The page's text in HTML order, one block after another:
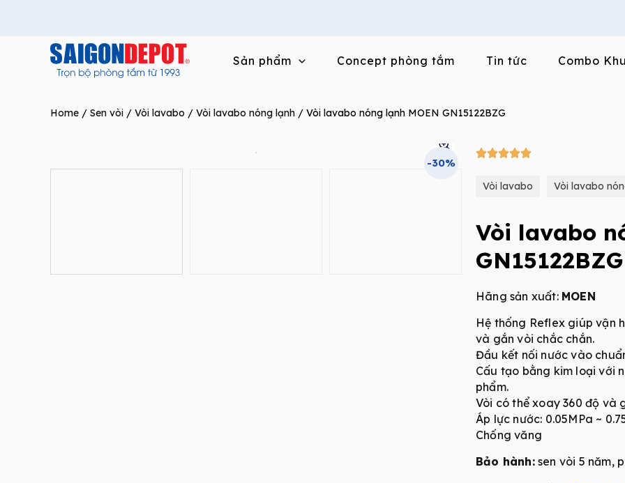
Sản phẩm
Concept phòng tắm Tin tức Combo
Home / Sen vòi / Vòi lavabo / Vòi lavabo nóng lạnh / Vòi lavabo nóng lạnh MOEN GN15122BZG
-30%
5/5
Vòi lavabo Vòi lavabo
Vòi lavabo
GN15122BZG
Hãng sản xuất: MOEN
Hệ thống Reflex giúp vận
và gắn vòi chắc chắn.
Đầu kết nối nước vào
Cấu tạo bằng kim loại với
phẩm.
Vòi có thể xoay 360 độ và
Áp lực nước: 0.05MPa ~
Chống văng
Bảo hành:sen vòi 5 năm,